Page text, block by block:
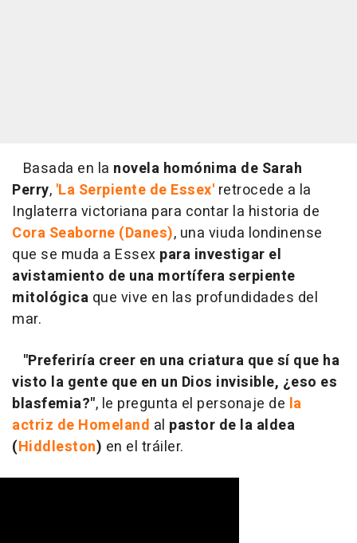
Basada en la novela homónima de Sarah
Perry, 'La Serpiente de Essex' retrocede a la
Inglaterra victoriana para contar la historia de
Cora Seaborne (Danes), una viuda londinense
que se muda a Essex para investigar el
avistamiento de una mortífera serpiente
mitológica que vive en las profundidades del
mar.
"Preferiría creer en una criatura que sí que ha
visto la gente que en un Dios invisible, ¿eso es
blasfemia?", le pregunta el personaje de la
actriz de Homeland al pastor de la aldea
(Hiddleston) en el tráiler.